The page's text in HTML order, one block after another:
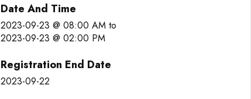
Date And Time
2023-09-23 @ 08:00 AM to
2023-09-23 @ 02:00 PM
Registration End Date
2023-09-22